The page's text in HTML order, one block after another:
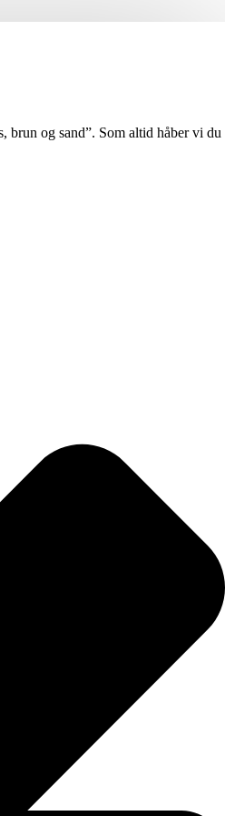
brun og sand”. Som altid håber vi du